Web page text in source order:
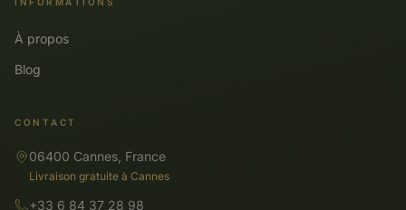
À propos
Blog
CONTACT
06400 Cannes, France
Livraison gratuite à Cannes
+33 6 84 37 28 98